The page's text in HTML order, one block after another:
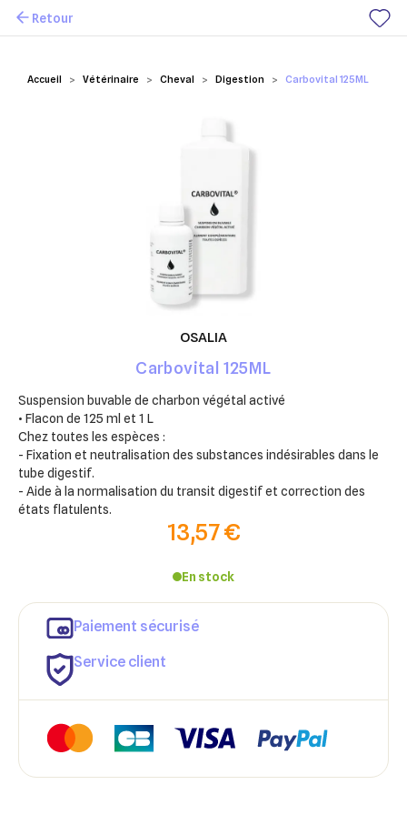
Mes favoris
Accueil Vétérinaire Cheval Digestion Carbovital 125ML
Retour
OSALIA
Carbovital 125ML
Suspension buvable de charbon végétal activé
• Flacon de 125 ml et 1 L
Chez toutes les espèces :
- Fixation et neutralisation des substances indésirables dans le
tube digestif.
- Aide à la normalisation du transit digestif et correction des
états flatulents.
13,57 €
En stock
Paiement sécurisé
Service client